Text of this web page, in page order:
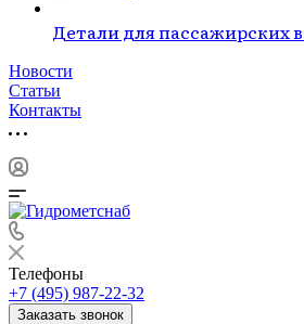
Детали для пассажирских
Новости
Статьи
Контакты
Телефоны
+7 (495) 987-22-32
Заказать звонок